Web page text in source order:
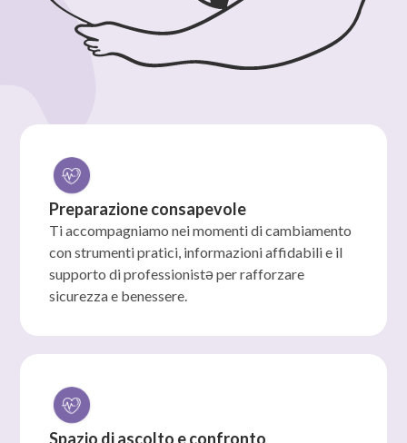
Preparazione consapevole
Ti accompagniamo nei momenti di cambiamento
con strumenti pratici, informazioni affidabili e il
supporto di professionistə per rafforzare
sicurezza e benessere.
Spazio di ascolto e confronto